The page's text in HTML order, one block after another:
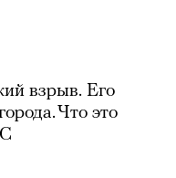
взрыв. Его
Что это